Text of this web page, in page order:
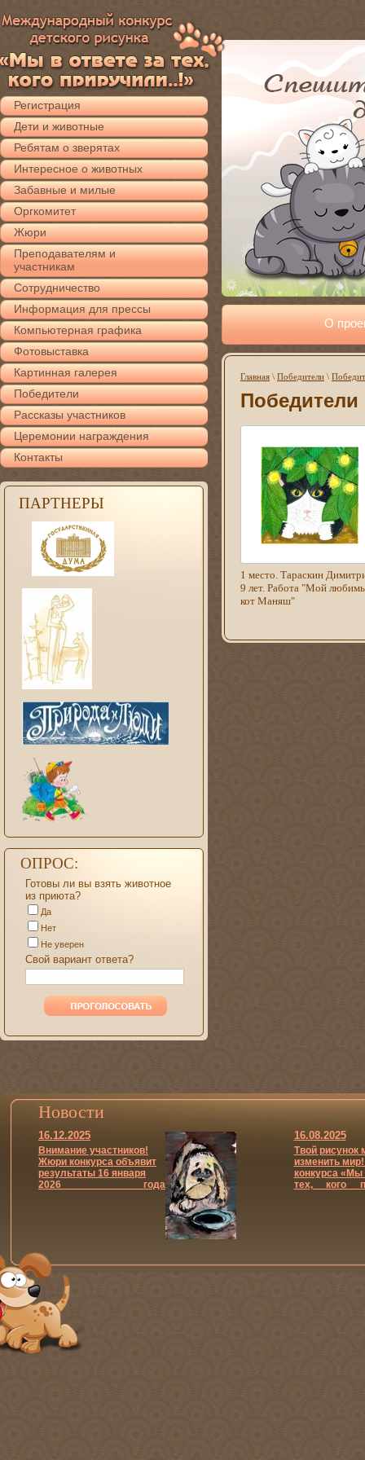
О
Главная \ Победители \
Победители
1 место. Тараскин
9 лет. Работа "Мой
кот Маняш"
Регистрация
Дети и животные
Ребятам о зверятах
Интересное о животных
Забавные и милые
Оргкомитет
Жюри
Преподавателям и
участникам
Сотрудничество
Информация для прессы
Компьютерная графика
Фотовыставка
Картинная галерея
Победители
Рассказы участников
Церемонии награждения
Контакты
ПАРТНЕРЫ
ОПРОС:
Готовы ли вы взять животное
из приюта?
Да
Нет
Не уверен
Свой вариант ответа?
Новости
16.12.2025
Внимание участников!
Жюри конкурса объявит
результаты 16 января
2026 года
16.08.2025
Твой рисунок
изменить
конкурса «Мы
тех, кого